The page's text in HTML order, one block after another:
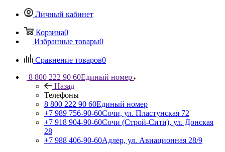
Личный кабинет
Корзина0
Избранные товары0
Сравнение товаров0
8 800 222 90 60Единый номер
Назад
Телефоны
8 800 222 90 60Единый номер
+7 989 756-90-60Сочи, ул. Пластунская 72
+7 918 904-90-60Сочи (Строй-Сити), ул. Донская
28
+7 988 406-90-60Адлер, ул. Авиационная 28/9